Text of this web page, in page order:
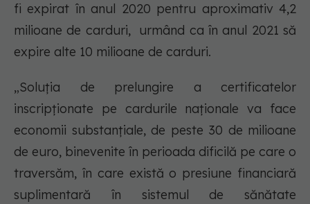
fi expirat în anul 2020 pentru aproximativ 4,2
milioane de carduri, urmând ca în anul 2021 să
expire alte 10 milioane de carduri.
„Soluția de prelungire a certificatelor
inscripționate pe cardurile naționale va face
economii substanțiale, de peste 30 de milioane
de euro, binevenite în perioada dificilă pe care o
traversăm, în care există o presiune financiară
suplimentară în sistemul de sănătate